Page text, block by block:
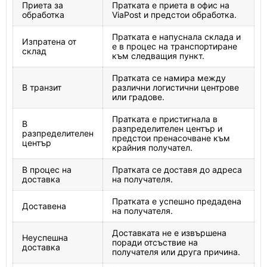
Приета за
обработка
Пратката е приета в офис на
ViaPost и предстои обработка.
Изпратена от
склад
Пратката е напуснала склада и
е в процес на транспортиране
към следващия пункт.
В транзит
Пратката се намира между
различни логистични центрове
или градове.
В
разпределителен
център
Пратката е пристигнала в
разпределителен център и
предстои пренасочване към
крайния получател.
В процес на
доставка
Пратката се доставя до адреса
на получателя.
Доставена
Пратката е успешно предадена
на получателя.
Неуспешна
доставка
Доставката не е извършена
поради отсъствие на
получателя или друга причина.